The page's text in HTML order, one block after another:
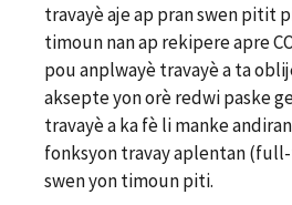
travayè aje ap pran swen pitit
timoun nan ap rekipere apre
pou anplwayè travayè a ta
aksepte yon orè redwi paske
travayè a ka fè li manke
fonksyon travay aplentan
swen yon timoun piti.